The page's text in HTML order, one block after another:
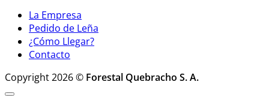
La Empresa
Pedido de Leña
¿Cómo Llegar?
Contacto
Copyright 2026 © Forestal Quebracho S. A.